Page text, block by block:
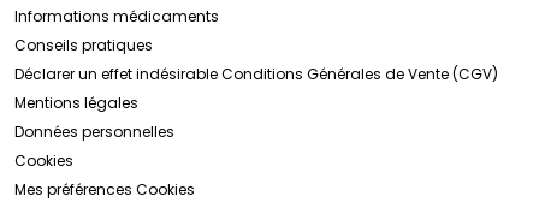
Informations médicaments
Conseils pratiques
Déclarer un effet indésirableConditions Générales de Vente (CGV)
Mentions légales
Données personnelles
Cookies
Mes préférences Cookies